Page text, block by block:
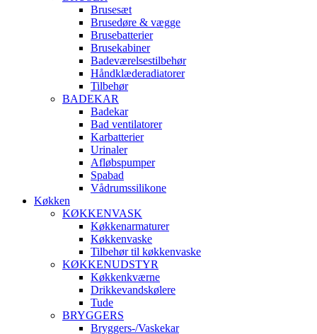
Brusesæt
Brusedøre & vægge
Brusebatterier
Brusekabiner
Badeværelsestilbehør
Håndklæderadiatorer
Tilbehør
BADEKAR
Badekar
Bad ventilatorer
Karbatterier
Urinaler
Afløbspumper
Spabad
Vådrumssilikone
Køkken
KØKKENVASK
Køkkenarmaturer
Køkkenvaske
Tilbehør til køkkenvaske
KØKKENUDSTYR
Køkkenkværne
Drikkevandskølere
Tude
BRYGGERS
Bryggers-/Vaskekar